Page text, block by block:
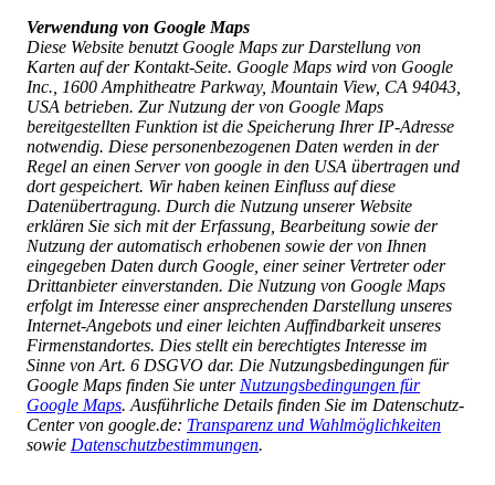
Verwendung von Google Maps
Diese Website benutzt Google Maps zur Darstellung von
Karten auf der Kontakt-Seite. Google Maps wird von Google
Inc., 1600 Amphitheatre Parkway, Mountain View, CA 94043,
USA betrieben. Zur Nutzung der von Google Maps
bereitgestellten Funktion ist die Speicherung Ihrer IP-Adresse
notwendig. Diese personenbezogenen Daten werden in der
Regel an einen Server von google in den USA übertragen und
dort gespeichert. Wir haben keinen Einfluss auf diese
Datenübertragung. Durch die Nutzung unserer Website
erklären Sie sich mit der Erfassung, Bearbeitung sowie der
Nutzung der automatisch erhobenen sowie der von Ihnen
eingegeben Daten durch Google, einer seiner Vertreter oder
Drittanbieter einverstanden. Die Nutzung von Google Maps
erfolgt im Interesse einer ansprechenden Darstellung unseres
Internet-Angebots und einer leichten Auffindbarkeit unseres
Firmenstandortes. Dies stellt ein berechtigtes Interesse im
Sinne von Art. 6 DSGVO dar. Die Nutzungsbedingungen für
Google Maps finden Sie unter Nutzungsbedingungen für
Google Maps. Ausführliche Details finden Sie im Datenschutz-
Center von google.de: Transparenz und Wahlmöglichkeiten
sowie Datenschutzbestimmungen.